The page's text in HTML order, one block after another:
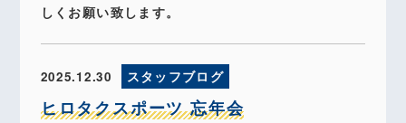
しくお願い致します。
2025.12.30 スタッフブログ
ヒロタクスポーツ 忘年会